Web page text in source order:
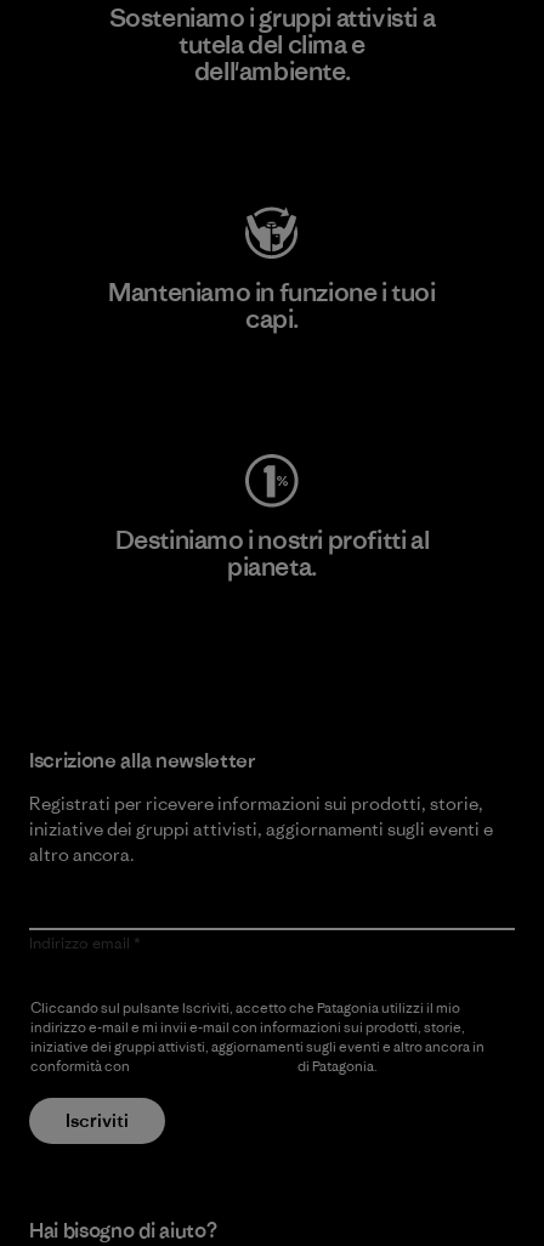
Sosteniamo i gruppi attivisti a
tutela del clima e
dell'ambiente.
Manteniamo in funzione i tuoi
capi.
Destiniamo i nostri profitti al
pianeta.
Iscrizione alla newsletter
Registrati per ricevere informazioni sui prodotti, storie,
iniziative dei gruppi attivisti, aggiornamenti sugli eventi e
altro ancora.
Indirizzo email
Cliccando sul pulsante Iscriviti, accetto che Patagonia utilizzi il mio
indirizzo e-mail e mi invii e-mail con informazioni sui prodotti, storie,
iniziative dei gruppi attivisti, aggiornamenti sugli eventi e altro ancora in
conformità con
di Patagonia.
Iscriviti
Hai bisogno di aiuto?